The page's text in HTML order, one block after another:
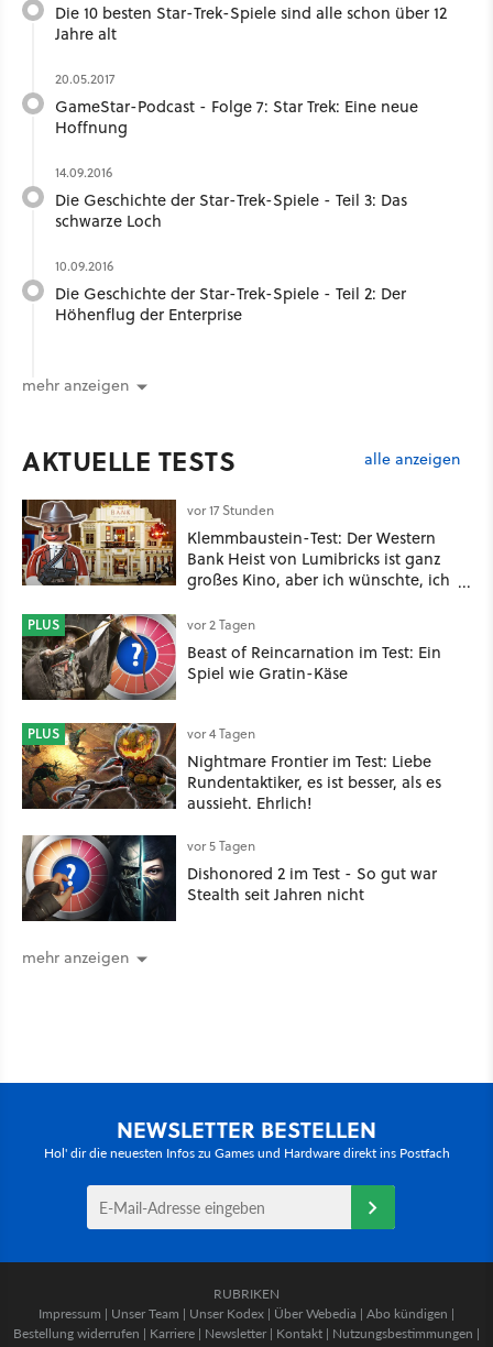
Die 10 besten Star-Trek-Spiele sind alle schon über 12
Jahre alt
20.05.2017
GameStar-Podcast - Folge 7: Star Trek: Eine neue
Hoffnung
14.09.2016
Die Geschichte der Star-Trek-Spiele - Teil 3: Das
schwarze Loch
10.09.2016
Die Geschichte der Star-Trek-Spiele - Teil 2: Der
Höhenflug der Enterprise
mehr anzeigen
AKTUELLE TESTS alle anzeigen
vor 17 Stunden
Klemmbaustein-Test: Der Western
Bank Heist von Lumibricks ist ganz
großes Kino, aber ich wünschte, ich
gehört
PLUS vor 2 Tagen
Beast of Reincarnation im Test: Ein
Spiel wie Gratin-Käse
PLUS vor 4 Tagen
Nightmare Frontier im Test: Liebe
Rundentaktiker, es ist besser, als es
aussieht. Ehrlich!
vor 5 Tagen
Dishonored 2 im Test - So gut war
Stealth seit Jahren nicht
mehr anzeigen
NEWSLETTER BESTELLEN
Hol' dir die neuesten Infos zu Games und Hardware direkt ins Postfach
RUBRIKEN
Impressum | Unser Team | Unser Kodex | Über Webedia | Abo kündigen |
Bestellung widerrufen | Karriere | Newsletter | Kontakt | Nutzungsbestimmungen |